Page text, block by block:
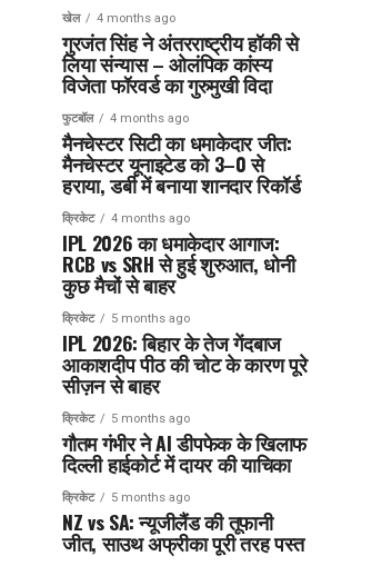
खेल 4 months ago
गुरजंत सिंह ने अंतरराष्ट्रीय हॉकी से
लिया संन्यास – ओलंपिक कांस्य
विजेता फॉरवर्ड का गुरुमुखी विदा
फुटबॉल 4 months ago
मैनचेस्टर सिटी का धमाकेदार जीत:
मैनचेस्टर यूनाइटेड को 3–0 से
हराया, डर्बी में बनाया शानदार रिकॉर्ड
क्रिकेट 4 months ago
IPL 2026 का धमाकेदार आगाज:
RCB vs SRH से हुई शुरुआत, धोनी
कुछ मैचों से बाहर
क्रिकेट 5 months ago
IPL 2026: बिहार के तेज गेंदबाज
आकाशदीप पीठ की चोट के कारण पूरे
सीज़न से बाहर
क्रिकेट 5 months ago
गौतम गंभीर ने AI डीपफेक के खिलाफ
दिल्ली हाईकोर्ट में दायर की याचिका
क्रिकेट 5 months ago
NZ vs SA: न्यूजीलैंड की तूफानी
जीत, साउथ अफ्रीका पूरी तरह पस्त